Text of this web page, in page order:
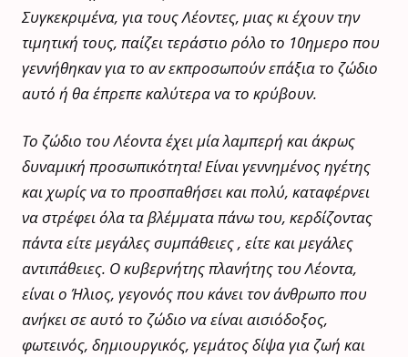
Συγκεκριμένα, για τους Λέοντες, μιας κι έχουν την
τιμητική τους, παίζει τεράστιο ρόλο το 10ημερο που
γεννήθηκαν για το αν εκπροσωπούν επάξια το ζώδιο
αυτό ή θα έπρεπε καλύτερα να το κρύβουν.
Το ζώδιο του Λέοντα έχει μία λαμπερή και άκρως
δυναμική προσωπικότητα! Είναι γεννημένος ηγέτης
και χωρίς να το προσπαθήσει και πολύ, καταφέρνει
να στρέφει όλα τα βλέμματα πάνω του, κερδίζοντας
πάντα είτε μεγάλες συμπάθειες , είτε και μεγάλες
αντιπάθειες. Ο κυβερνήτης πλανήτης του Λέοντα,
είναι ο Ήλιος, γεγονός που κάνει τον άνθρωπο που
ανήκει σε αυτό το ζώδιο να είναι αισιόδοξος,
φωτεινός, δημιουργικός, γεμάτος δίψα για ζωή και